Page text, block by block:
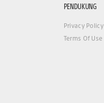
PENDUKUNG
Privacy Policy
Terms Of Use